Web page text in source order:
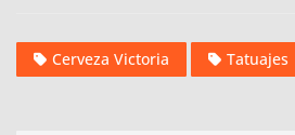
Cerveza Victoria Tatuajes